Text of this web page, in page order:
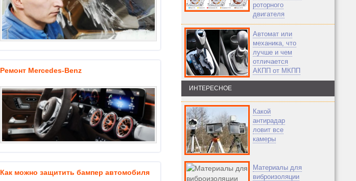
Ремонт Mercedes-Benz
Как можно защитить бампер автомобиля
роторного
двигателя
Автомат или
механика, что
лучше и чем
отличается
АКПП от МКПП
ИНТЕРЕСНОЕ
Какой
антирадар
ловит все
камеры
Материалы для
виброизоляции